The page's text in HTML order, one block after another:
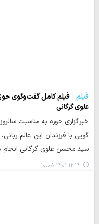
فیلم
فیلم کامل گفت‌وگوی
علوی گرگانی
خبرگزاری حوزه به مناسبت
گویی با فرزندان این عالم
سید محسن علوی گرگانی
۱۴۰۱-۱۲-۱۴ ۱۰:۰۸